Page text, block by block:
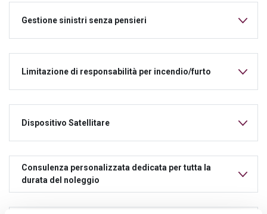
Gestione sinistri senza pensieri
Limitazione di responsabilità per incendio/furto
Dispositivo Satellitare
Consulenza personalizzata dedicata per tutta la
durata del noleggio